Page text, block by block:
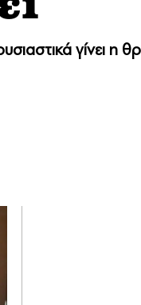
γίνει η